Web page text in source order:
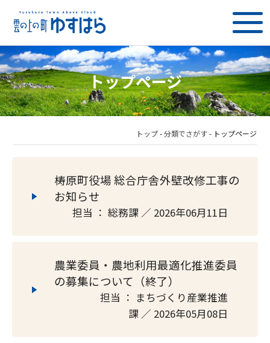
トップページ
トップ - 分類でさがす - トップページ
梼原町役場 総合庁舎外壁改修工事の
お知らせ
担当 ： 総務課 ／ 2026年06月11日
農業委員・農地利用最適化推進委員
の募集について（終了）
担当 ： まちづくり産業推進
課 ／ 2026年05月08日